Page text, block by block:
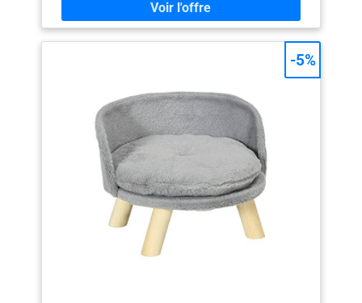
mousse haute densité) ENTRETIEN PRATIQUE : lit pour
chien facile à entretien, pratique à l'aide d'un éponge
légèrement humide (coussin amovible) ROBUSTE ET
STABLE : structure robuste en contre-plaqué, 4 pieds
en bois massif de bouleau avec patins antidérapants :
-5%